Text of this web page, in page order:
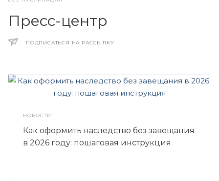
Пресс-центр
ПОДПИСАТЬСЯ НА РАССЫЛКУ
НОВОСТИ
Как оформить наследство без завещания
в 2026 году: пошаговая инструкция